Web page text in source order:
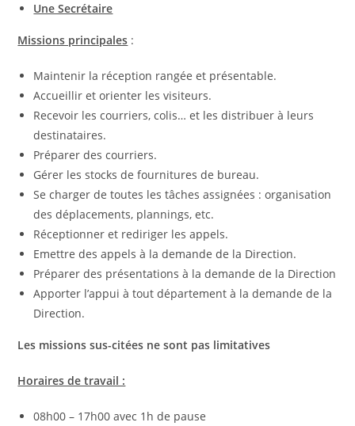
Une Secrétaire
Missions principales :
Maintenir la réception rangée et présentable.
Accueillir et orienter les visiteurs.
Recevoir les courriers, colis… et les distribuer à leurs
destinataires.
Préparer des courriers.
Gérer les stocks de fournitures de bureau.
Se charger de toutes les tâches assignées : organisation
des déplacements, plannings, etc.
Réceptionner et rediriger les appels.
Emettre des appels à la demande de la Direction.
Préparer des présentations à la demande de la Direction
Apporter l’appui à tout département à la demande de la
Direction.
Les missions sus-citées ne sont pas limitatives
Horaires de travail :
08h00 – 17h00 avec 1h de pause